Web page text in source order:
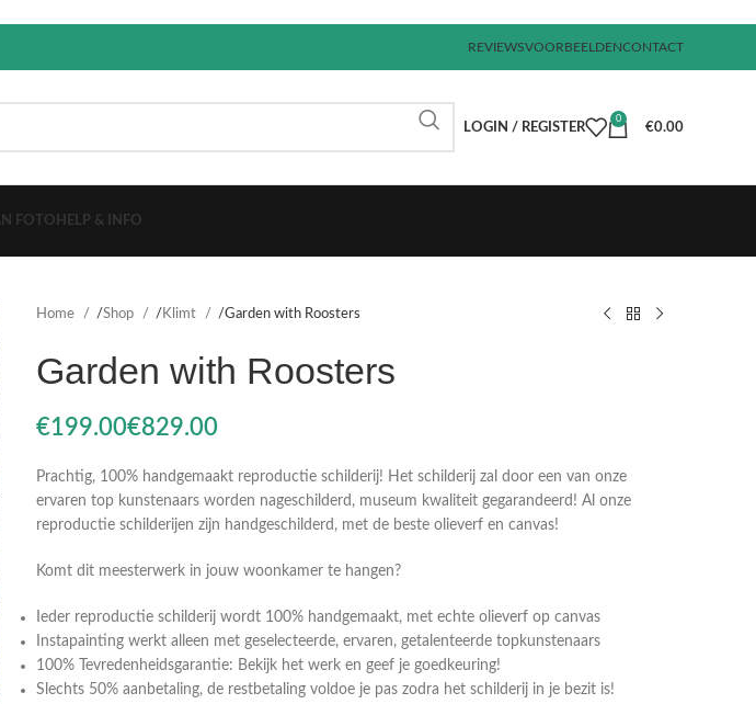
REVIEWSVOORBEELDENCONTACT
LOGIN / REGISTER
0
€0.00
FOTO HELP & INFO
Home Shop Klimt Garden with Roosters
Garden with Roosters
€ €
Prachtig, 100% handgemaakt reproductie schilderij! Het schilderij zal door een van onze
ervaren top kunstenaars worden nageschilderd, museum kwaliteit gegarandeerd! Al onze
reproductie schilderijen zijn handgeschilderd, met de beste olieverf en canvas!
Komt dit meesterwerk in jouw woonkamer te hangen?
Ieder reproductie schilderij wordt 100% handgemaakt, met echte olieverf op canvas
Instapainting werkt alleen met geselecteerde, ervaren, getalenteerde topkunstenaars
100% Tevredenheidsgarantie: Bekijk het werk en geef je goedkeuring!
Slechts 50% aanbetaling, de restbetaling voldoe je pas zodra het schilderij in je bezit is!